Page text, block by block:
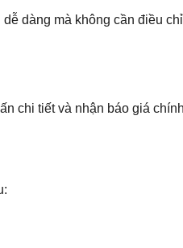
dàng mà không cần điều
chi tiết và nhận báo giá